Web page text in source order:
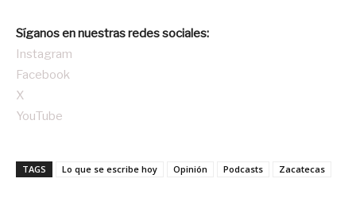
Síganos en nuestras redes sociales:
Instagram
Facebook
X
YouTube
TAGS Lo que se escribe hoy Opinión Podcasts Zacatecas